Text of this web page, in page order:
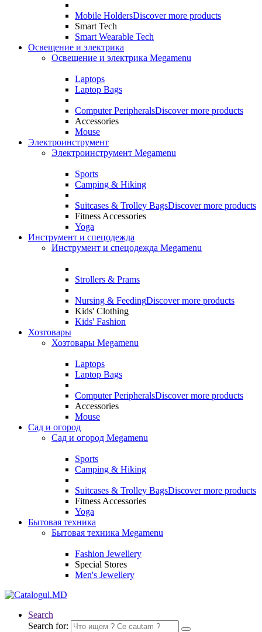
Mobile HoldersDiscover more products
Smart Tech
Smart Wearable Tech
Освещение и электрика
Освещение и электрика Megamenu
Laptops
Laptop Bags
Computer PeripheralsDiscover more products
Accessories
Mouse
Электроинструмент
Электроинструмент Megamenu
Sports
Camping & Hiking
Suitcases & Trolley BagsDiscover more products
Fitness Accessories
Yoga
Инструмент и спецодежда
Инструмент и спецодежда Megamenu
Strollers & Prams
Nursing & FeedingDiscover more products
Kids' Clothing
Kids' Fashion
Хозтовары
Хозтовары Megamenu
Laptops
Laptop Bags
Computer PeripheralsDiscover more products
Accessories
Mouse
Сад и огород
Сад и огород Megamenu
Sports
Camping & Hiking
Suitcases & Trolley BagsDiscover more products
Fitness Accessories
Yoga
Бытовая техника
Бытовая техника Megamenu
Fashion Jewellery
Special Stores
Men's Jewellery
Search
Search for: